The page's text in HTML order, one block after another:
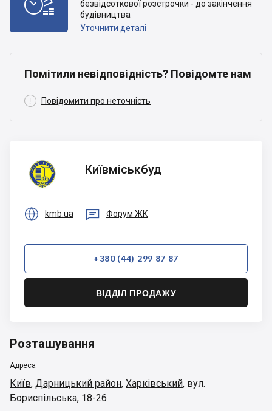
безвідсоткової розстрочки - до закінчення
будівництва
Уточнити деталі
Помітили невідповідність? Повідомте нам
 Повідомити про неточність
Київміськбуд
Київміськбуд
 kmb.ua  Форум ЖК
+380 (44) 299 87 87
ВІДДІЛ ПРОДАЖУ
Розташування
Адреса
Київ, Дарницький район, Харківський, вул.
Бориспільська, 18-26